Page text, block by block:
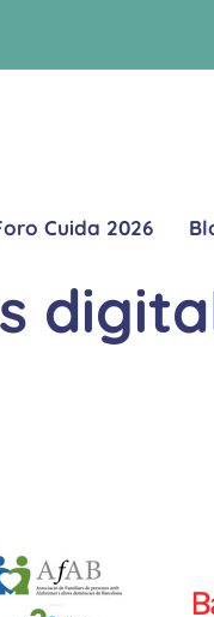
Cuida 2026